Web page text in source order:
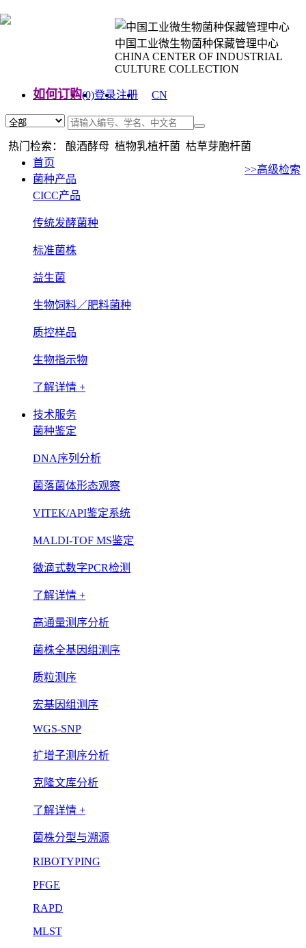
中国工业微生物菌种保藏管理中心
CHINA CENTER OF INDUSTRIAL
CULTURE COLLECTION
如何订购(0)登录注册
CN
热门检索： 酿酒酵母 植物乳植杆菌 枯草芽胞杆菌
>>高级检索
首页
菌种产品
CICC产品
传统发酵菌种
标准菌株
益生菌
生物饲料／肥料菌种
质控样品
生物指示物
了解详情 +
技术服务
菌种鉴定
DNA序列分析
菌落菌体形态观察
VITEK/API鉴定系统
MALDI-TOF MS鉴定
微滴式数字PCR检测
了解详情 +
高通量测序分析
菌株全基因组测序
质粒测序
宏基因组测序
WGS-SNP
扩增子测序分析
克隆文库分析
了解详情 +
菌株分型与溯源
RIBOTYPING
PFGE
RAPD
MLST